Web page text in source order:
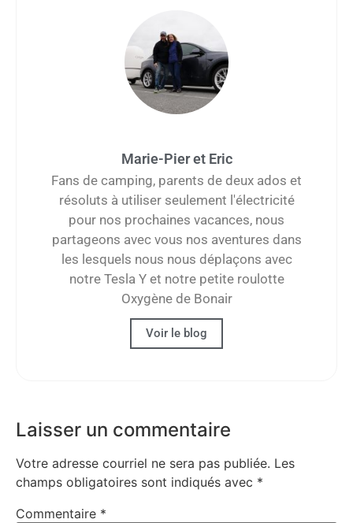
Marie-Pier et Eric
Fans de camping, parents de deux ados et
résoluts à utiliser seulement l'électricité
pour nos prochaines vacances, nous
partageons avec vous nos aventures dans
les lesquels nous nous déplaçons avec
notre Tesla Y et notre petite roulotte
Oxygène de Bonair
Voir le blog
Laisser un commentaire
Votre adresse courriel ne sera pas publiée. Les
champs obligatoires sont indiqués avec *
Commentaire *